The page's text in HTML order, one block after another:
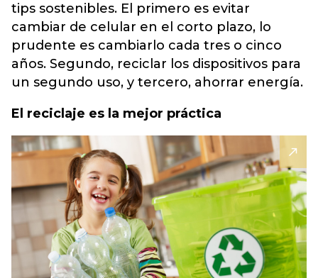
tips sostenibles. El primero es evitar
cambiar de celular en el corto plazo, lo
prudente es cambiarlo cada tres o cinco
años. Segundo, reciclar los dispositivos para
un segundo uso, y tercero, ahorrar energía.
El reciclaje es la mejor práctica